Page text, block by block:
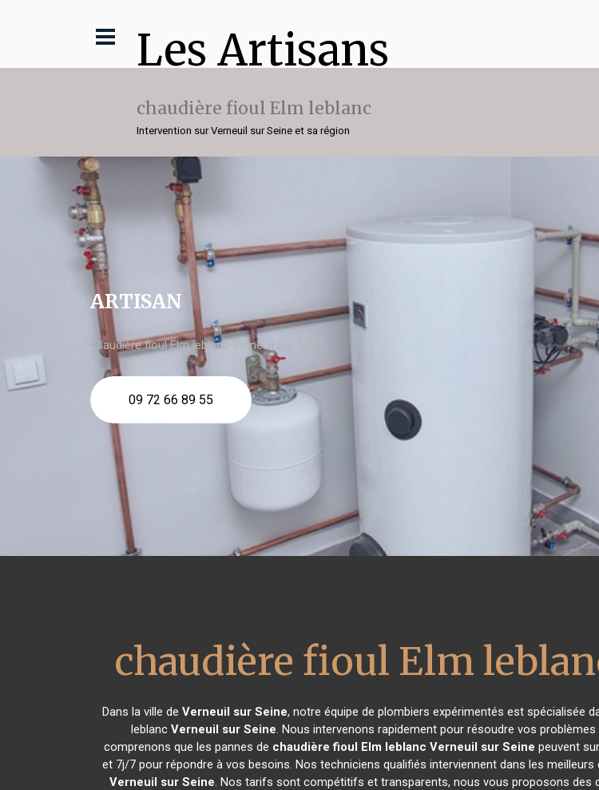
Les Artisans
chaudière fioul Elm leblanc
Intervention sur Verneuil sur Seine et sa région
ARTISAN
chaudière fioul Elm leblanc Verneuil sur Seine
09 72 66 89 55
chaudière fioul Elm
Dans la ville de Verneuil sur Seine, notre équipe de plombiers expérimentés est spécialisée
leblanc Verneuil sur Seine. Nous intervenons rapidement pour résoudre vos
comprenons que les pannes de chaudière fioul Elm leblanc Verneuil sur Seine peuvent
et 7j/7 pour répondre à vos besoins. Nos techniciens qualifiés interviennent dans les
Verneuil sur Seine. Nos tarifs sont compétitifs et transparents, nous vous proposons des